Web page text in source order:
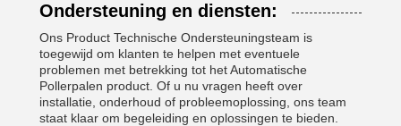
Ondersteuning en diensten:
Ons Product Technische Ondersteuningsteam is
toegewijd om klanten te helpen met eventuele
problemen met betrekking tot het Automatische
Pollerpalen product. Of u nu vragen heeft over
installatie, onderhoud of probleemoplossing, ons team
staat klaar om begeleiding en oplossingen te bieden.